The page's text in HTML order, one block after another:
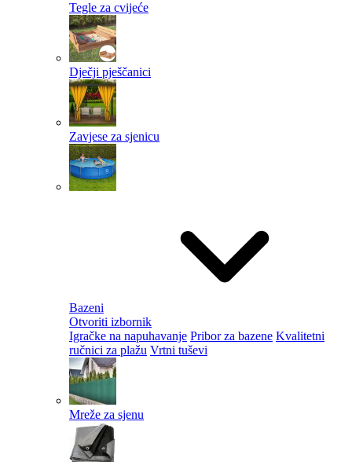
Tegle za cvijeće
Dječji pješčanici
Zavjese za sjenicu
Bazeni
Otvoriti izbornik
Igračke na napuhavanje Pribor za bazene Kvalitetni
ručnici za plažu Vrtni tuševi
Mreže za sjenu